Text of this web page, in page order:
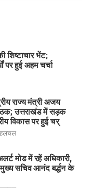
शिष्टाचार भेंट;
पर हुई अहम चर्चा
राज्य मंत्री अजय
उत्तराखंड में सड़क
विकास पर हुई चर्
हलचल
मोड में रहें अधिकारी,
सचिव आनंद बर्द्धन के